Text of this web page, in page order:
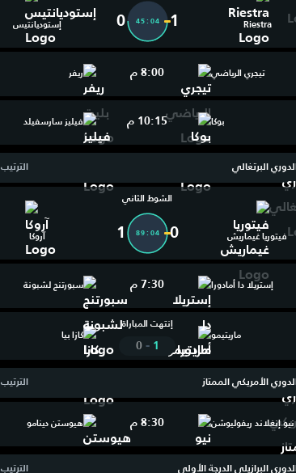
Riestra
1
45:05
0 إستوديانتيس
تيجري الرياضي 8:00 م ريفر
بوكا 10:15 م فيليز سارسفيلد
الدوري البرتغالي الترتيب
ماريتيمو
إنتهت المباراة
1
-
0
كازا بيا
فيتوريا غيماريش
الشوط الثاني
0
89:05
1 آروكا
إستريلا دا أمادورا 7:30 م سبورتنج لشبونة
الدوري الأمريكي الممتاز الترتيب
نيو إنغلاند ريفوليوشن 8:30 م هيوستن دينامو
الدوري البرازيلي الدرجة الأولى الترتيب